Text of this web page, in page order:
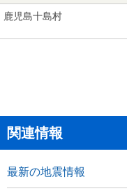
鹿児島十島村
関連情報
最新の地震情報